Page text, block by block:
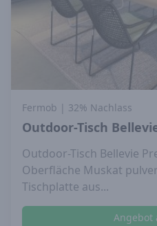
Fermob | 32% Nachlass
Outdoor-Tisch
Outdoor-Tisch Bellevie
Oberfläche Muskat
Tischplatte aus...
Angebot